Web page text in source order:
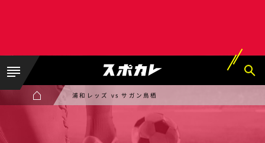
浦和レッズ vs サガン鳥栖